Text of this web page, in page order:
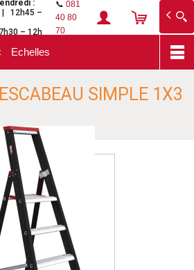
:
| 12h45 –
7h30 – 12h
📞081
40 80
70
Echelles
SIMPLE 1X3